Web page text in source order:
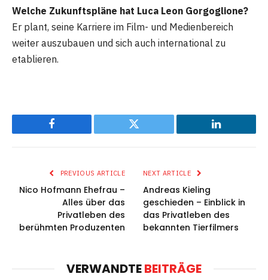
Welche Zukunftspläne hat Luca Leon Gorgoglione?
Er plant, seine Karriere im Film- und Medienbereich
weiter auszubauen und sich auch international zu
etablieren.
Facebook Twitter LinkedIn
PREVIOUS ARTICLE
Nico Hofmann Ehefrau –
Alles über das
Privatleben des
berühmten Produzenten
NEXT ARTICLE
Andreas Kieling
geschieden – Einblick in
das Privatleben des
bekannten Tierfilmers
VERWANDTEBEITRÄGE